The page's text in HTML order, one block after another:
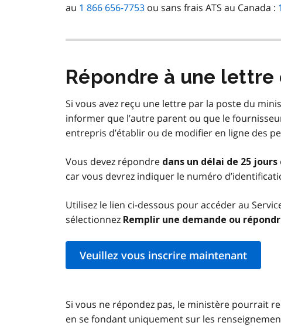
au 1 866 656-7753 ou sans frais ATS au Canada :
Répondre à une
Si vous avez reçu une lettre par la poste du
informer que l’autre parent ou que le
entrepris d’établir ou de modifier en ligne des
Vous devez répondre dans un délai de 25 jours
car vous devrez indiquer le numéro
Utilisez le lien ci-dessous pour accéder au
sélectionnez Remplir une demande ou
Veuillez vous inscrire maintenant
Si vous ne répondez pas, le ministère pourrait
en se fondant uniquement sur les